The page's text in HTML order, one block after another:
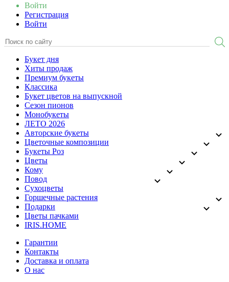
Войти
Регистрация
Войти
Букет дня
Хиты продаж
Премиум букеты
Классика
Букет цветов на выпускной
Сезон пионов
Монобукеты
ЛЕТО 2026
Авторские букеты
Цветочные композиции
Букеты Роз
Цветы
Кому
Повод
Сухоцветы
Горшечные растения
Подарки
Цветы пачками
IRIS.HOME
Гарантии
Контакты
Доставка и оплата
О нас